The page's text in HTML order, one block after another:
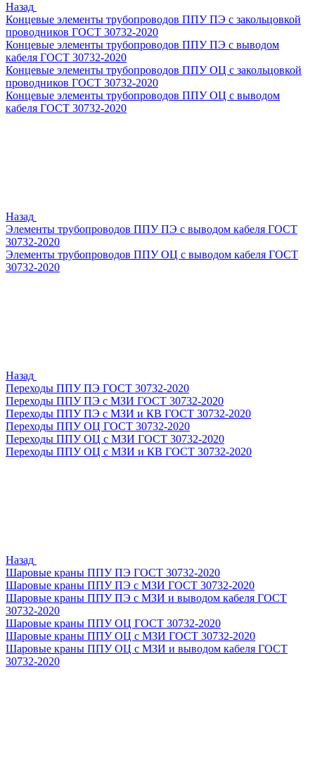
Назад
Концевые элементы трубопроводов ППУ ПЭ с закольцовкой
проводников ГОСТ 30732-2020
Концевые элементы трубопроводов ППУ ПЭ с выводом
кабеля ГОСТ 30732-2020
Концевые элементы трубопроводов ППУ ОЦ с закольцовкой
проводников ГОСТ 30732-2020
Концевые элементы трубопроводов ППУ ОЦ с выводом
кабеля ГОСТ 30732-2020
Назад
Элементы трубопроводов ППУ ПЭ с выводом кабеля ГОСТ
30732-2020
Элементы трубопроводов ППУ ОЦ с выводом кабеля ГОСТ
30732-2020
Назад
Переходы ППУ ПЭ ГОСТ 30732-2020
Переходы ППУ ПЭ с МЗИ ГОСТ 30732-2020
Переходы ППУ ПЭ с МЗИ и КВ ГОСТ 30732-2020
Переходы ППУ ОЦ ГОСТ 30732-2020
Переходы ППУ ОЦ с МЗИ ГОСТ 30732-2020
Переходы ППУ ОЦ с МЗИ и КВ ГОСТ 30732-2020
Назад
Шаровые краны ППУ ПЭ ГОСТ 30732-2020
Шаровые краны ППУ ПЭ с МЗИ ГОСТ 30732-2020
Шаровые краны ППУ ПЭ с МЗИ и выводом кабеля ГОСТ
30732-2020
Шаровые краны ППУ ОЦ ГОСТ 30732-2020
Шаровые краны ППУ ОЦ с МЗИ ГОСТ 30732-2020
Шаровые краны ППУ ОЦ с МЗИ и выводом кабеля ГОСТ
30732-2020